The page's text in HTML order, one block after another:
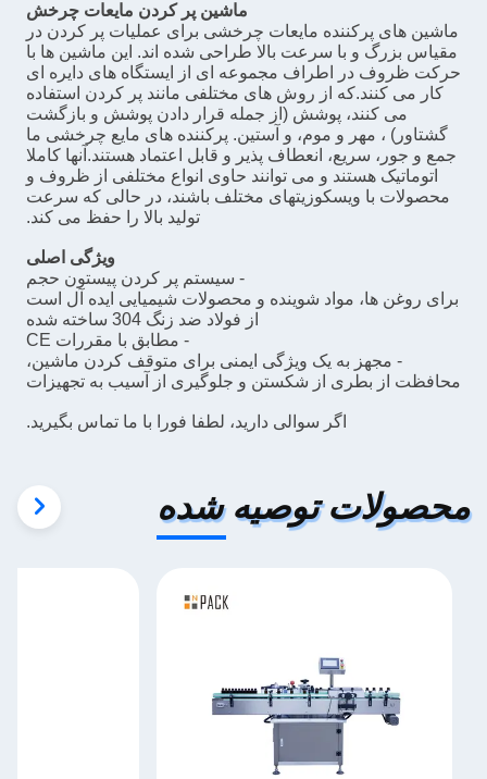
ماشین پر کردن مایعات چرخش
ماشین های پرکننده مایعات چرخشی برای عملیات پر کردن در
مقیاس بزرگ و با سرعت بالا طراحی شده اند. این ماشین ها با
حرکت ظروف در اطراف مجموعه ای از ایستگاه های دایره ای
کار می کنند.که از روش های مختلفی مانند پر کردن استفاده
می کنند، پوشش (از جمله قرار دادن پوشش و بازگشت
گشتاور) ، مهر و موم، و آستین. پرکننده های مایع چرخشی ما
جمع و جور، سریع، انعطاف پذیر و قابل اعتماد هستند.آنها کاملا
اتوماتیک هستند و می توانند حاوی انواع مختلفی از ظروف و
محصولات با ویسکوزیتهای مختلف باشند، در حالی که سرعت
تولید بالا را حفظ می کند.
ویژگی اصلی
- سیستم پر کردن پیستون حجم
برای روغن ها، مواد شوینده و محصولات شیمیایی ایده آل است
از فولاد ضد زنگ 304 ساخته شده
- مطابق با مقررات CE
- مجهز به یک ویژگی ایمنی برای متوقف کردن ماشین،
محافظت از بطری از شکستن و جلوگیری از آسیب به تجهیزات
اگر سوالی دارید، لطفا فورا با ما تماس بگیرید.
محصولات توصیه شده